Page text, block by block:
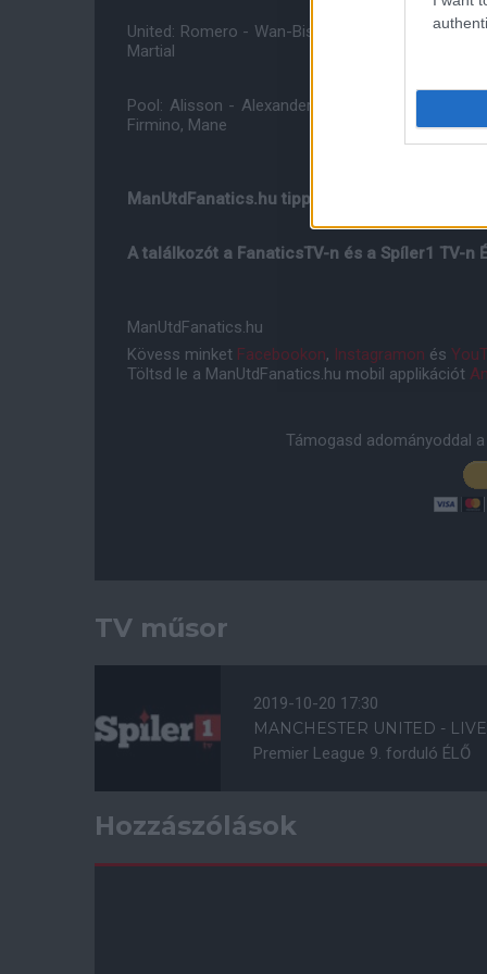
United: Romero - Wan-Bissaka, Lindelöf,
Martial
Pool: Alisson - Alexander-Arnold, Matip, Van
Firmino, Mane
ManUtdFanatics.hu tipp: 1-1
A találkozót a FanaticsTV-n és a Spíler1 TV-n
ManUtdFanatics.hu
Kövess minket Facebookon, Instagramon és
Töltsd le a ManUtdFanatics.hu mobil applikációt
Támogasd adományoddal
TV műsor
2019-10-20 17:30
MANCHESTER UNITED -
Premier League 9. forduló ÉLŐ
Hozzászólások